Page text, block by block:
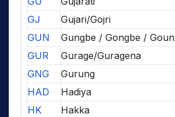
GJ
Gujari/Gojri
GUN
Gungbe / Gongbe / Goun
GUR
Gurage/Guragena
GNG
Gurung
HAD
Hadiya
HK
Hakka